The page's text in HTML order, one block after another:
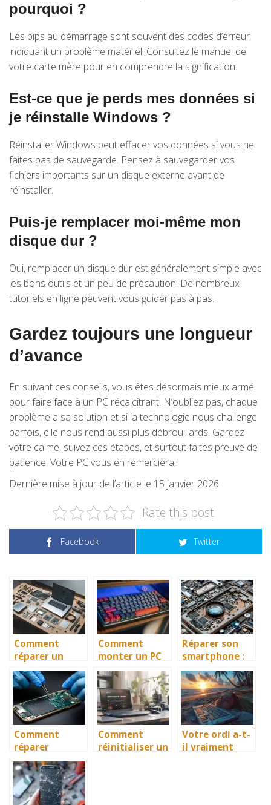
pourquoi ?
Les bips au démarrage sont souvent des codes d’erreur
indiquant un problème matériel. Consultez le manuel de
votre carte mère pour en comprendre la signification.
Est-ce que je perds mes données si
je réinstalle Windows ?
Réinstaller Windows peut effacer vos données si vous ne
faites pas de sauvegarde. Pensez à sauvegarder vos
fichiers importants sur un disque externe avant de
réinstaller.
Puis-je remplacer moi-même mon
disque dur ?
Oui, remplacer un disque dur est généralement simple avec
les bons outils et un peu de précaution. De nombreux
tutoriels en ligne peuvent vous guider pas à pas.
Gardez toujours une longueur
d’avance
En suivant ces conseils, vous êtes désormais mieux armé
pour faire face à un PC récalcitrant. N’oubliez pas, chaque
problème a sa solution et si la technologie nous challenge
parfois, elle nous rend aussi plus débrouillards. Gardez
votre calme, suivez ces étapes, et surtout faites preuve de
patience. Votre PC vous en remerciera !
Dernière mise à jour de l’article le 15 janvier 2026
Rate this post
Facebook Twitter
Comment
réparer un
écran
d’ordinateur
portable cassé
?
Comment
monter un PC
Gamer ?
Réparer son
smartphone :
comment
trouver les
bonnes pièces
détachées ?
Comment
réparer
facilement et
rapidement
votre
téléphone
Comment
réinitialiser un
Votre ordi a-t-
il vraiment